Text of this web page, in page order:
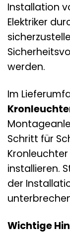
Installation
Elektriker
werden.
Im
Schritt für
installieren.
der
Wichtige